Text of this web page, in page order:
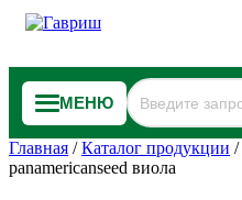
МЕНЮ
Главная /Каталог продукции /
panamericanseed виола